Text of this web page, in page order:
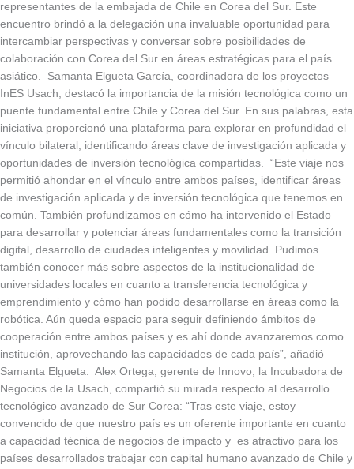
representantes de la embajada de Chile en Corea del Sur. Este
encuentro brindó a la delegación una invaluable oportunidad para
intercambiar perspectivas y conversar sobre posibilidades de
colaboración con Corea del Sur en áreas estratégicas para el país
asiático. Samanta Elgueta García, coordinadora de los proyectos
InES Usach, destacó la importancia de la misión tecnológica como un
puente fundamental entre Chile y Corea del Sur. En sus palabras, esta
iniciativa proporcionó una plataforma para explorar en profundidad el
vínculo bilateral, identificando áreas clave de investigación aplicada y
oportunidades de inversión tecnológica compartidas. “Este viaje nos
permitió ahondar en el vínculo entre ambos países, identificar áreas
de investigación aplicada y de inversión tecnológica que tenemos en
común. También profundizamos en cómo ha intervenido el Estado
para desarrollar y potenciar áreas fundamentales como la transición
digital, desarrollo de ciudades inteligentes y movilidad. Pudimos
también conocer más sobre aspectos de la institucionalidad de
universidades locales en cuanto a transferencia tecnológica y
emprendimiento y cómo han podido desarrollarse en áreas como la
robótica. Aún queda espacio para seguir definiendo ámbitos de
cooperación entre ambos países y es ahí donde avanzaremos como
institución, aprovechando las capacidades de cada país”, añadió
Samanta Elgueta. Alex Ortega, gerente de Innovo, la Incubadora de
Negocios de la Usach, compartió su mirada respecto al desarrollo
tecnológico avanzado de Sur Corea: “Tras este viaje, estoy
convencido de que nuestro país es un oferente importante en cuanto
a capacidad técnica de negocios de impacto y es atractivo para los
países desarrollados trabajar con capital humano avanzado de Chile y